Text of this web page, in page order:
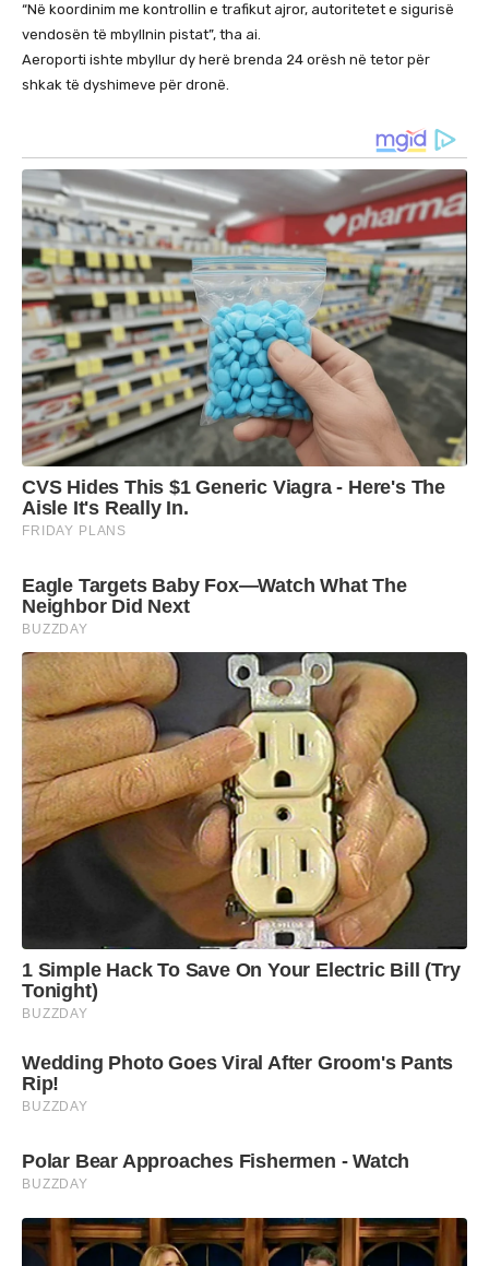
“Në koordinim me kontrollin e trafikut ajror, autoritetet e sigurisë
vendosën të mbyllnin pistat”, tha ai.
Aeroporti ishte mbyllur dy herë brenda 24 orësh në tetor për
shkak të dyshimeve për dronë.